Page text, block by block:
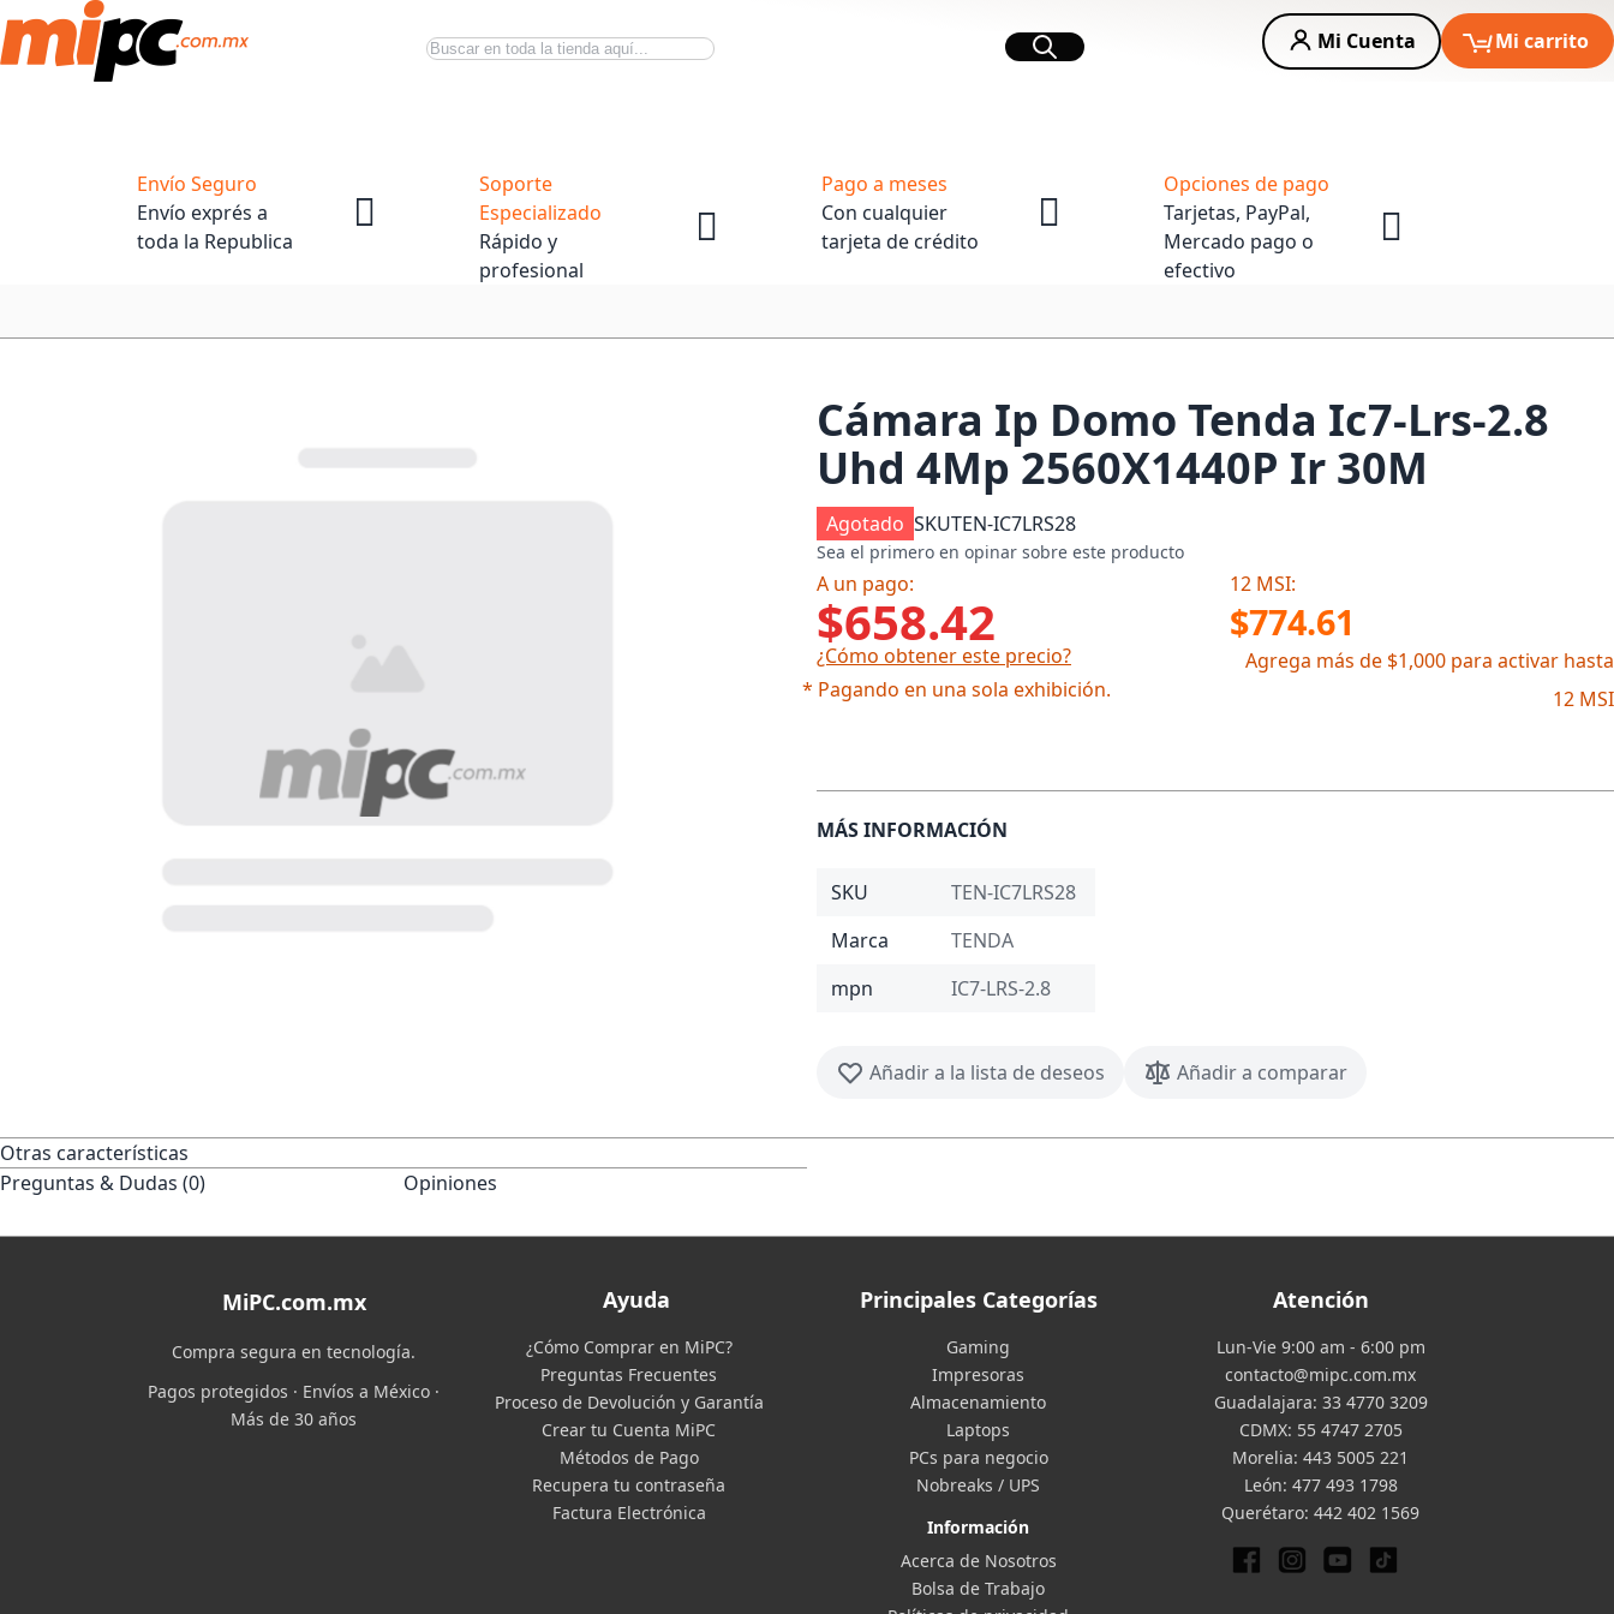
Buscar Buscar
Mi Cuenta Mi carrito
Envío Seguro
Envío exprés a
toda la Republica
Soporte
Especializado
Rápido y
profesional
Pago a meses
Con cualquier
tarjeta de crédito
Opciones de pago
Tarjetas, PayPal,
Mercado pago o
efectivo
Cámara Ip Domo Tenda Ic7-Lrs-2.8
Uhd 4Mp 2560X1440P Ir 30M
Agotado SKUTEN-IC7LRS28
Sea el primero en opinar sobre este producto
A un pago: 12 MSI:
$658.42 $774.61
¿Cómo obtener este precio?
* Pagando en una sola exhibición.
Agrega más de $1,000 para activar hasta
12 MSI
MÁS INFORMACIÓN
SKU
TEN-IC7LRS28
Marca
TENDA
mpn
IC7-LRS-2.8
Añadir a la lista de deseos Añadir a comparar
Otras características
Preguntas & Dudas (0)
Opiniones
MiPC.com.mx
Compra segura en tecnología.
Pagos protegidos · Envíos a México ·
Más de 30 años
Ayuda
¿Cómo Comprar en MiPC?
Preguntas Frecuentes
Proceso de Devolución y Garantía
Crear tu Cuenta MiPC
Métodos de Pago
Recupera tu contraseña
Factura Electrónica
Principales Categorías
Gaming
Impresoras
Almacenamiento
Laptops
PCs para negocio
Nobreaks / UPS
Información
Acerca de Nosotros
Bolsa de Trabajo
Atención
Lun-Vie 9:00 am - 6:00 pm
contacto@mipc.com.mx
Guadalajara: 33 4770 3209
CDMX: 55 4747 2705
Morelia: 443 5005 221
León: 477 493 1798
Querétaro: 442 402 1569